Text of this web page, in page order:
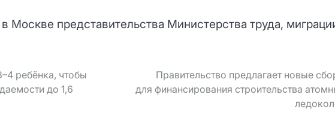
Москве представительства Министерства труда,
ребёнка, чтобы
до 1,6
Правительство предлагает новые
для финансирования строительства